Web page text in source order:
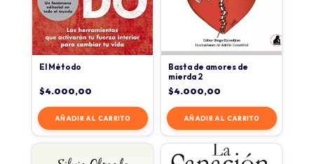
El Método
$4.000,00
AÑADIR AL CARRITO
Basta de amores de
mierda 2
$4.000,00
AÑADIR AL CARRITO